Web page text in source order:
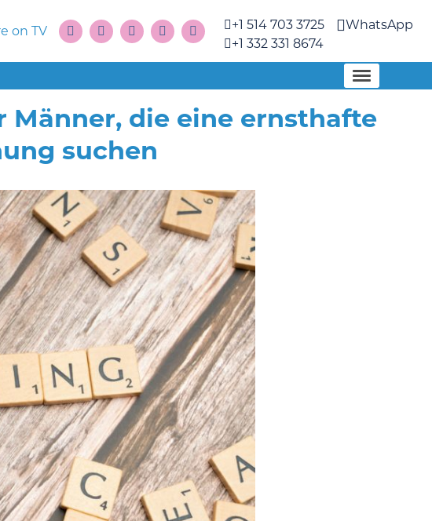
on TV
+1 514 703 3725
+1 332 331 8674
WhatsApp
Männer, die eine ernsthafte
suchen